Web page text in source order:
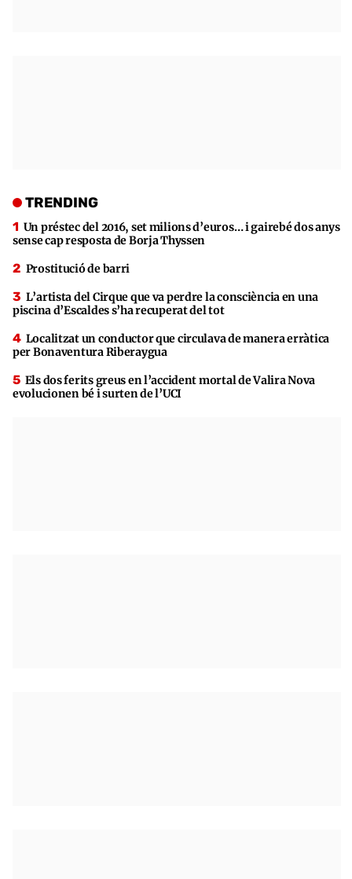
TRENDING
Un préstec del 2016, set milions d’euros… i gairebé dos anys
sense cap resposta de Borja Thyssen
Prostitució de barri
L’artista del Cirque que va perdre la consciència en una
piscina d’Escaldes s’ha recuperat del tot
Localitzat un conductor que circulava de manera erràtica
per Bonaventura Riberaygua
Els dos ferits greus en l’accident mortal de Valira Nova
evolucionen bé i surten de l’UCI